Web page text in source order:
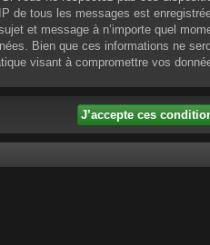
de tous les messages est
et message à n’importe quel
Bien que ces informations ne
visant à compromettre vos